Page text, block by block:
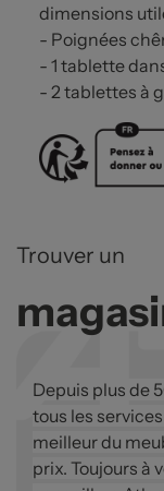
dimensions
- Poignées
- 1 tablette
- 2 tablettes à
Trouver un
Depuis plus de
tous les
meilleur du
prix. Toujours à